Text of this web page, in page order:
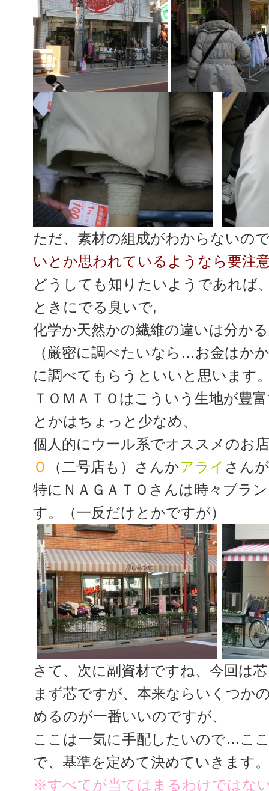
ただ、素材の組成がわからないの
いとか思われているようなら要注
どうしても知りたいようであれば
ときにでる臭いで,
化学か天然かの繊維の違いは分か
（厳密に調べたいなら…お金はか
に調べてもらうといいと思います
ＴＯＭＡＴＯはこういう生地が豊
とかはちょっと少なめ、
個人的にウール系でオススメのお
Ｏ
（二号店も）さんかアライ さん
特にＮＡＧＡＴＯさんは時々ブラ
す。（一反だけとかですが）
さて、次に副資材ですね、今回は
まず芯ですが、本来ならいくつか
めるのが一番いいのですが、
ここは一気に手配したいので…こ
で、基準を定めて決めていきます。
※すべてが当てはまるわけではな